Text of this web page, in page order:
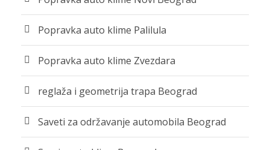
Popravka auto klime Palilula
Popravka auto klime Zvezdara
reglaža i geometrija trapa Beograd
Saveti za održavanje automobila Beograd